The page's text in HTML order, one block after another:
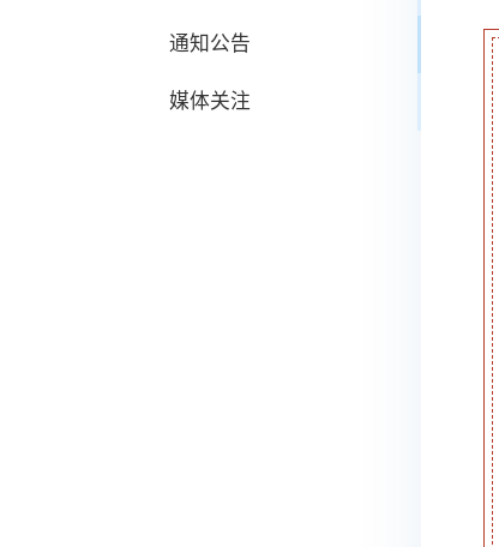
通知公告
媒体关注